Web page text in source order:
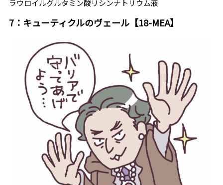
ラウロイルグルタミン酸リシンナトリウム液
7：キューティクルのヴェール【18-MEA】